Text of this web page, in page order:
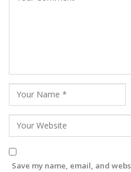
Save my name, email, and